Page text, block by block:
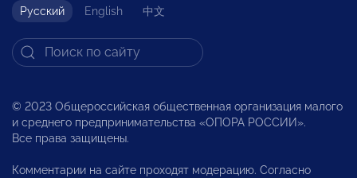
Русский English 中文
© 2023 Общероссийская общественная организация малого
и среднего предпринимательства «ОПОРА РОССИИ».
Все права защищены.
Комментарии на сайте проходят модерацию. Согласно